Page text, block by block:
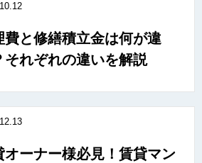
費と修繕積立金は何が違
それぞれの違いを解説
オーナー様必見！賃貸マン